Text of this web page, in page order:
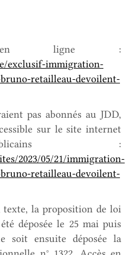
ligne :
exclusif-immigration-
retailleau-devoilent-
pas abonnés au JDD,
sur le site internet
:
2023/05/21/immigration-
retailleau-devoilent-
la proposition de loi
déposée le 25 mai puis
ensuite déposée la